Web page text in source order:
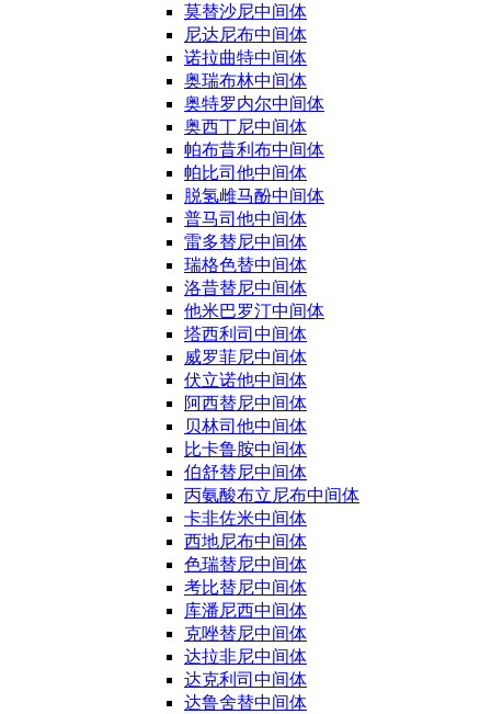
莫替沙尼中间体
尼达尼布中间体
诺拉曲特中间体
奥瑞布林中间体
奥特罗内尔中间体
奥西丁尼中间体
帕布昔利布中间体
帕比司他中间体
脱氢雌马酚中间体
普马司他中间体
雷多替尼中间体
瑞格色替中间体
洛昔替尼中间体
他米巴罗汀中间体
塔西利司中间体
威罗菲尼中间体
伏立诺他中间体
阿西替尼中间体
贝林司他中间体
比卡鲁胺中间体
伯舒替尼中间体
丙氨酸布立尼布中间体
卡非佐米中间体
西地尼布中间体
色瑞替尼中间体
考比替尼中间体
库潘尼西中间体
克唑替尼中间体
达拉非尼中间体
达克利司中间体
达鲁舍替中间体